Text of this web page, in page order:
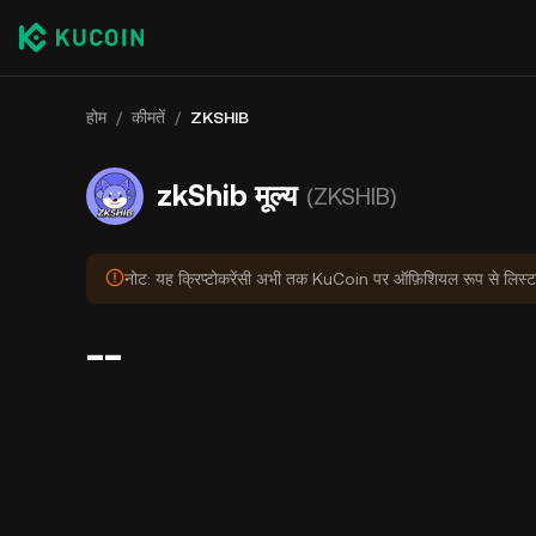
होम / कीमतें / ZKSHIB
zkShib मूल्य (ZKSHIB)
नोट: यह क्रिप्टोकरेंसी अभी तक KuCoin पर ऑफ़िशियल रूप से लिस्ट
--